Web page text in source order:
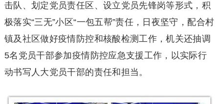
击队、划定党员责任区、设立党员先锋岗等形式，积
极落实“三无”小区“一包五帮”责任，日夜坚守，配合村
镇及社区做好疫情防控和核酸检测工作，机关还抽调
5名党员干部参加疫情防控应急支援工作，以实际行
动书写人大党员干部的责任和担当。